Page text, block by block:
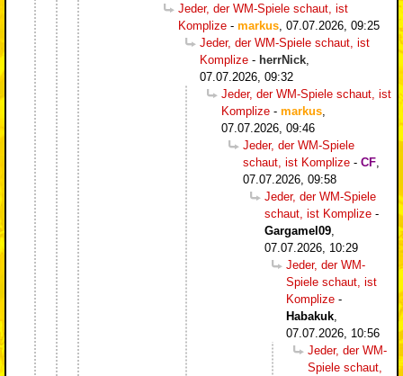
Jeder, der WM-Spiele schaut, ist
Komplize - markus, 07.07.2026, 09:25
Jeder, der WM-Spiele schaut, ist
Komplize - herrNick,
07.07.2026, 09:32
Jeder, der WM-Spiele schaut, ist
Komplize - markus,
07.07.2026, 09:46
Jeder, der WM-Spiele
schaut, ist Komplize - CF,
07.07.2026, 09:58
Jeder, der WM-Spiele
schaut, ist Komplize -
Gargamel09,
07.07.2026, 10:29
Jeder, der WM-
Spiele schaut, ist
Komplize -
Habakuk,
07.07.2026, 10:56
Jeder, der WM-
Spiele schaut,